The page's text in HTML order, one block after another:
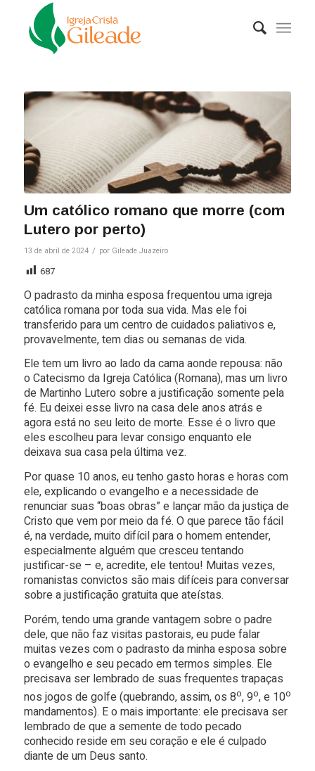
Um católico romano que morre (com
Lutero por perto)
13 de abril de 2024 / por Gileade Juazeiro
687
O padrasto da minha esposa frequentou uma igreja
católica romana por toda sua vida. Mas ele foi
transferido para um centro de cuidados paliativos e,
provavelmente, tem dias ou semanas de vida.
Ele tem um livro ao lado da cama aonde repousa: não
o Catecismo da Igreja Católica (Romana), mas um livro
de Martinho Lutero sobre a justificação somente pela
fé. Eu deixei esse livro na casa dele anos atrás e
agora está no seu leito de morte. Esse é o livro que
eles escolheu para levar consigo enquanto ele
deixava sua casa pela última vez.
Por quase 10 anos, eu tenho gasto horas e horas com
ele, explicando o evangelho e a necessidade de
renunciar suas “boas obras” e lançar mão da justiça de
Cristo que vem por meio da fé. O que parece tão fácil
é, na verdade, muito difícil para o homem entender,
especialmente alguém que cresceu tentando
justificar-se – e, acredite, ele tentou! Muitas vezes,
romanistas convictos são mais difíceis para conversar
sobre a justificação gratuita que ateístas.
Porém, tendo uma grande vantagem sobre o padre
dele, que não faz visitas pastorais, eu pude falar
muitas vezes com o padrasto da minha esposa sobre
o evangelho e seu pecado em termos simples. Ele
precisava ser lembrado de suas frequentes trapaças
nos jogos de golfe (quebrando, assim, os 8o, 9o, e 10o
mandamentos). E o mais importante: ele precisava ser
lembrado de que a semente de todo pecado
conhecido reside em seu coração e ele é culpado
diante de um Deus santo.